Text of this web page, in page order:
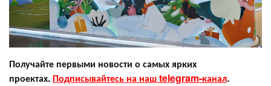
Получайте первыми новости о самых ярких
проектах. Подписывайтесь на наш telegram-канал.